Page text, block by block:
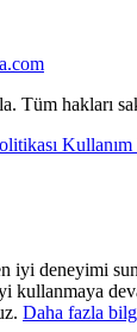
Tüm hakları
Kullanım
iyi deneyimi
kullanmaya
Daha fazla